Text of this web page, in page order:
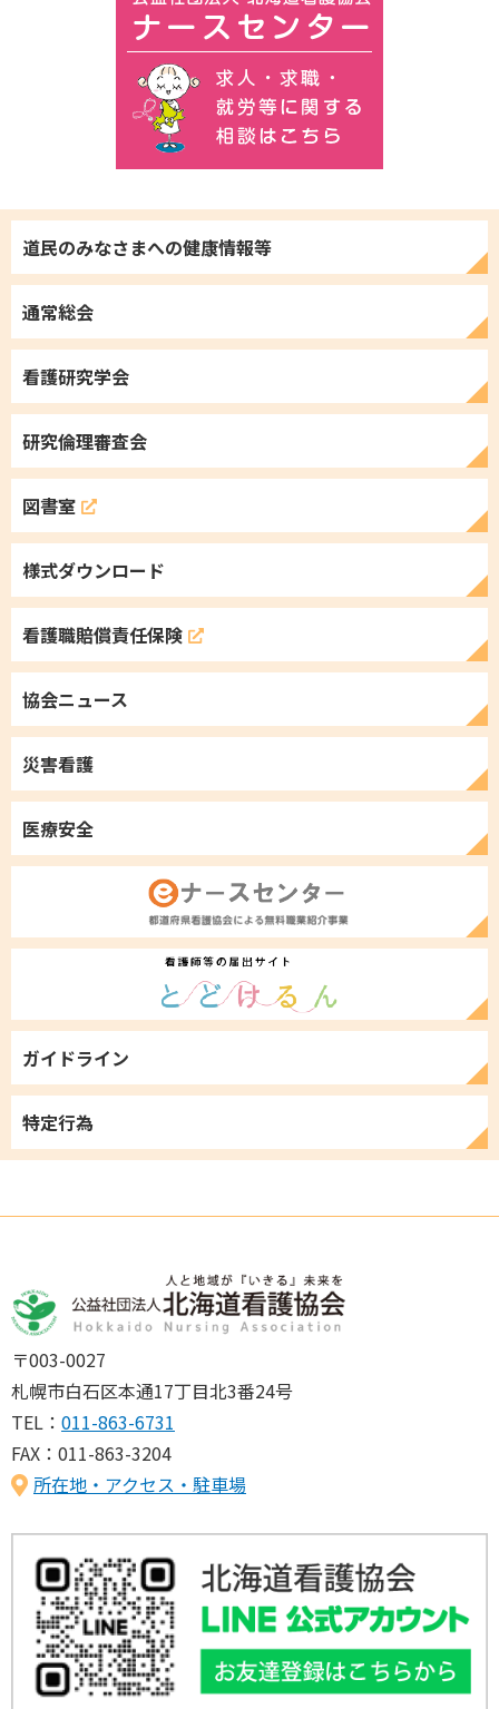
道民のみなさまへの健康情報等
通常総会
看護研究学会
研究倫理審査会
図書室
様式ダウンロード
看護職賠償責任保険
協会ニュース
災害看護
医療安全
ガイドライン
特定行為
〒003-0027
札幌市白石区本通17丁目北3番24号
TEL： 011-863-6731
FAX：011-863-3204
所在地・アクセス・駐車場